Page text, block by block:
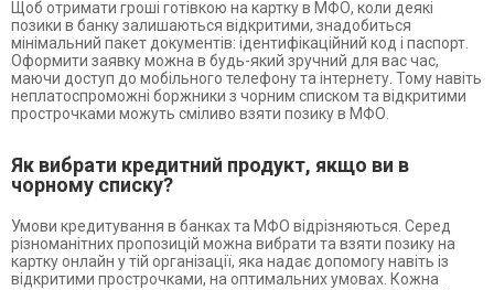
Щоб отримати гроші готівкою на картку в МФО, коли деякі
позики в банку залишаються відкритими, знадобиться
мінімальний пакет документів: ідентифікаційний код і паспорт.
Оформити заявку можна в будь-який зручний для вас час,
маючи доступ до мобільного телефону та інтернету. Тому навіть
неплатоспроможні боржники з чорним списком та відкритими
прострочками можуть сміливо взяти позику в МФО.
Як вибрати кредитний продукт, якщо ви в
чорному списку?
Умови кредитування в банках та МФО відрізняються. Серед
різноманітних пропозицій можна вибрати та взяти позику на
картку онлайн у тій організації, яка надає допомогу навіть із
відкритими прострочками, на оптимальних умовах. Кожна